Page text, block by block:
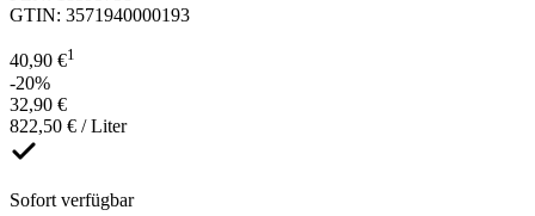
GTIN: 3571940000193
40,90 €1
-20%
32,90 €
822,50 € / Liter
Sofort verfügbar